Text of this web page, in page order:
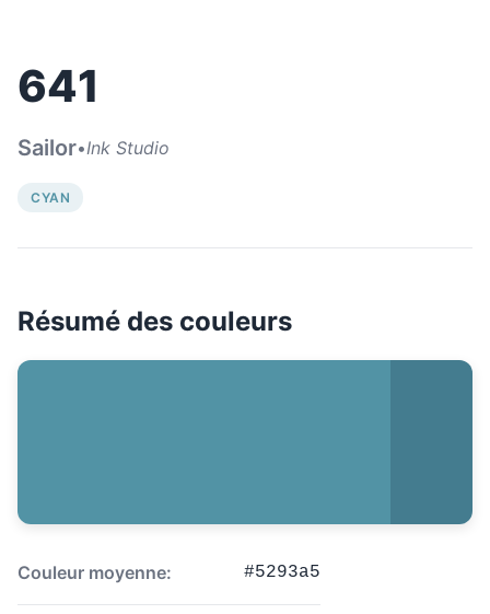
641
Sailor•Ink Studio
CYAN
Résumé des couleurs
Couleur moyenne: #5293a5